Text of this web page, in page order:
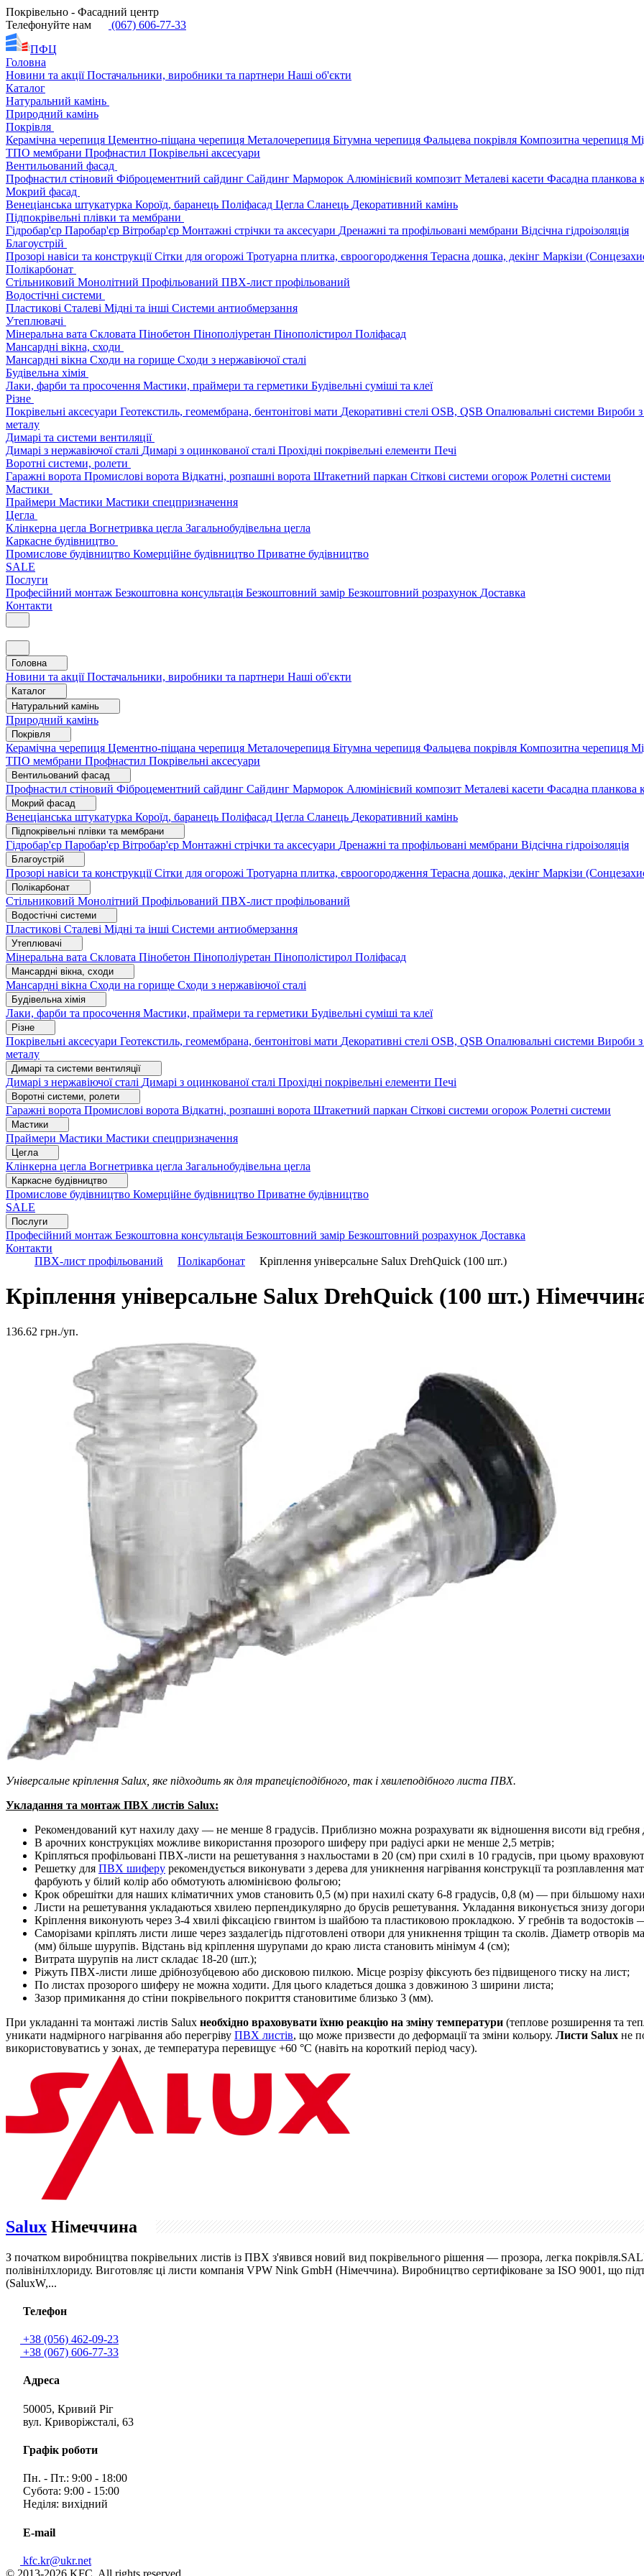
Покрівельно - Фасадний центр
Телефонуйте нам
(067) 606-77-33
ПФЦ
Головна
Новини та акціїПостачальники, виробники та партнери Наші об'єкти
Каталог
Натуральний камінь
Природний камінь
Покрівля
Керамічна черепиця Цементно-піщана черепиця Металочерепиця Бітумна черепиця Фальцева покрівля Композитна черепиця
ТПО мембрани Профнастил Покрівельні аксесуари
Вентильований фасад
Профнастил стіновий Фіброцементний сайдинг Сайдинг Марморок Алюмінієвий композит Металеві касети Фасадна планкова
Мокрий фасад
Венеціанська штукатурка Короїд, баранець Поліфасад Цегла Сланець Декоративний камінь
Підпокрівельні плівки та мембрани
Гідробар'єр Паробар'єр Вітробар'єр Монтажні стрічки та аксесуари Дренажні та профільовані мембрани Відсічна гідроізоляція
Благоустрій
Прозорі навіси та конструкціїСітки для огорожі Тротуарна плитка, євроогородження Терасна дошка, декінг Маркізи
Полікарбонат
Стільниковий Монолітний Профільований ПВХ-лист профільований
Водостічні системи
Пластикові Сталеві Мідні та інші Системи антиобмерзання
Утеплювачі
Мінеральна вата Скловата Пінобетон Пінополіуретан Пінополістирол Поліфасад
Мансардні вікна, сходи
Мансардні вікна Сходи на горище Сходи з нержавіючої сталі
Будівельна хімія
Лаки, фарби та просочення Мастики, праймери та герметики Будівельні суміші та клеї
Різне
Покрівельні аксесуари Геотекстиль, геомембрана, бентонітові мати Декоративні стелі OSB, QSB Опалювальні системи Вироби з
металу
Димарі та системи вентиляції
Димарі з нержавіючої сталі Димарі з оцинкованої сталі Прохідні покрівельні елементи Печі
Воротні системи, ролети
Гаражні ворота Промислові ворота Відкатні, розпашні ворота Штакетний паркан Сіткові системи огорож Ролетні системи
Мастики
Праймери Мастики Мастики спецпризначення
Цегла
Клінкерна цегла Вогнетривка цегла Загальнобудівельна цегла
Каркасне будівництво
Промислове будівництво Комерційне будівництво Приватне будівництво
SALE
Послуги
Професійний монтаж Безкоштовна консультація Безкоштовний замір Безкоштовний розрахунок Доставка
Контакти
Головна
Новини та акціїПостачальники, виробники та партнери Наші об'єкти
Каталог
Натуральний камінь
Природний камінь
Покрівля
Керамічна черепиця Цементно-піщана черепиця Металочерепиця Бітумна черепиця Фальцева покрівля Композитна черепиця
ТПО мембрани Профнастил Покрівельні аксесуари
Вентильований фасад
Профнастил стіновий Фіброцементний сайдинг Сайдинг Марморок Алюмінієвий композит Металеві касети Фасадна планкова
Мокрий фасад
Венеціанська штукатурка Короїд, баранець Поліфасад Цегла Сланець Декоративний камінь
Підпокрівельні плівки та мембрани
Гідробар'єр Паробар'єр Вітробар'єр Монтажні стрічки та аксесуари Дренажні та профільовані мембрани Відсічна гідроізоляція
Благоустрій
Прозорі навіси та конструкціїСітки для огорожі Тротуарна плитка, євроогородження Терасна дошка, декінг Маркізи
Полікарбонат
Стільниковий Монолітний Профільований ПВХ-лист профільований
Водостічні системи
Пластикові Сталеві Мідні та інші Системи антиобмерзання
Утеплювачі
Мінеральна вата Скловата Пінобетон Пінополіуретан Пінополістирол Поліфасад
Мансардні вікна, сходи
Мансардні вікна Сходи на горище Сходи з нержавіючої сталі
Будівельна хімія
Лаки, фарби та просочення Мастики, праймери та герметики Будівельні суміші та клеї
Різне
Покрівельні аксесуари Геотекстиль, геомембрана, бентонітові мати Декоративні стелі OSB, QSB Опалювальні системи Вироби з
металу
Димарі та системи вентиляції
Димарі з нержавіючої сталі Димарі з оцинкованої сталі Прохідні покрівельні елементи Печі
Воротні системи, ролети
Гаражні ворота Промислові ворота Відкатні, розпашні ворота Штакетний паркан Сіткові системи огорож Ролетні системи
Мастики
Праймери Мастики Мастики спецпризначення
Цегла
Клінкерна цегла Вогнетривка цегла Загальнобудівельна цегла
Каркасне будівництво
Промислове будівництво Комерційне будівництво Приватне будівництво
SALE
Послуги
Професійний монтаж Безкоштовна консультація Безкоштовний замір Безкоштовний розрахунок Доставка
Контакти
ПВХ-лист профільований
Полікарбонат Кріплення універсальне Salux DrehQuick (100 шт.)
Кріплення універсальне Salux DrehQuick (100 шт.)
136.62 грн./уп.
Універсальне кріплення Salux, яке підходить як для трапецієподібного, так і хвилеподібного листа ПВХ.
Укладання та монтаж ПВХ листів Salux:
Рекомендований кут нахилу даху — не менше 8 градусів. Приблизно можна розрахувати як відношення висоти від
В арочних конструкціях можливе використання прозорого шиферу при радіусі арки не менше 2,5 метрів;
Кріпляться профільовані ПВХ-листи на решетування з нахльостами в 20 (см) при схилі в 10 градусів, при цьому
Решетку для ПВХ шиферу рекомендується виконувати з дерева для уникнення нагрівання конструкції та розплавлення
фарбують у білий колір або обмотують алюмінієвою фольгою;
Крок обрешітки для наших кліматичних умов становить 0,5 (м) при нахилі скату 6-8 градусів, 0,8 (м) — при більшому
Листи на решетування укладаються хвилею перпендикулярно до брусів решетування. Укладання виконується знизу
Кріплення виконують через 3-4 хвилі фіксацією гвинтом із шайбою та пластиковою прокладкою. У гребнів та водостоків
Саморізами кріплять листи лише через заздалегідь підготовлені отвори для уникнення тріщин та сколів. Діаметр отворів
(мм) більше шурупів. Відстань від кріплення шурупами до краю листа становить мінімум 4 (см);
Витрата шурупів на лист складає 18-20 (шт.);
Ріжуть ПВХ-листи лише дрібнозубцевою або дисковою пилкою. Місце розрізу фіксують без підвищеного тиску на лист;
По листах прозорого шиферу не можна ходити. Для цього кладеться дошка з довжиною 3 ширини листа;
Зазор примикання до стіни покрівельного покриття становитиме близько 3 (мм).
При укладанні та монтажі листів Salux необхідно враховувати їхню реакцію на зміну температури (теплове розширення та
уникати надмірного нагрівання або перегріву ПВХ листів, що може призвести до деформації та зміни кольору. Листи Salux не
використовуватись у зонах, де температура перевищує +60 °C (навіть на короткий період часу).
Salux Німеччина
З початком виробництва покрівельних листів із ПВХ з'явився новий вид покрівельного рішення — прозора, легка
полівінілхлориду. Виготовляє ці листи компанія VPW Nink GmbH (Німеччина). Виробництво сертифіковане за ISO 9001, що
(SaluxW,...
Телефон
+38 (056) 462-09-23
+38 (067) 606-77-33
Адреса
50005, Кривий Ріг
вул. Криворіжсталі, 63
Графік роботи
Пн. - Пт.: 9:00 - 18:00
Субота: 9:00 - 15:00
Неділя: вихідний
E-mail
kfc.kr@ukr.net
© 2013-2026 KFC. All rights reserved.